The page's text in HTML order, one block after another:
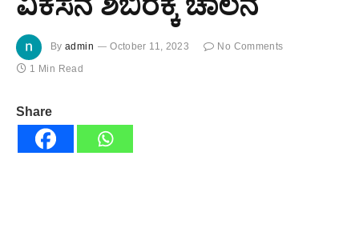
By admin October 11, 2023
No Comments
1 Min Read
Share